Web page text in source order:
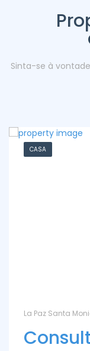
Sinta-se à
CASA
La Paz Santa